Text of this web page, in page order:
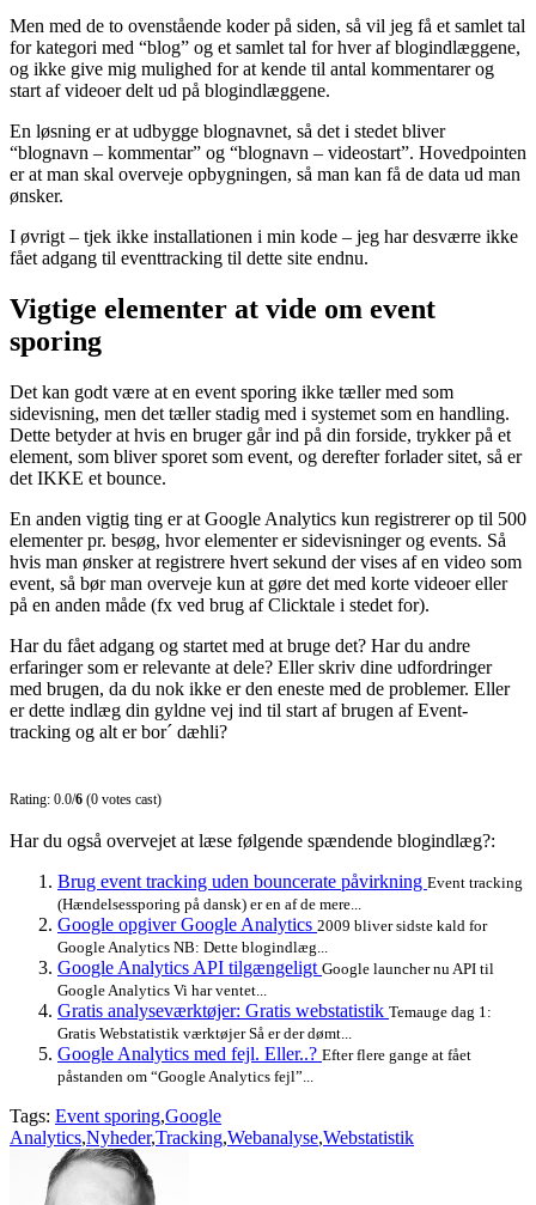
Men med de to ovenstående koder på siden, så vil jeg få et samlet tal
for kategori med “blog” og et samlet tal for hver af blogindlæggene,
og ikke give mig mulighed for at kende til antal kommentarer og
start af videoer delt ud på blogindlæggene.
En løsning er at udbygge blognavnet, så det i stedet bliver
“blognavn – kommentar” og “blognavn – videostart”. Hovedpointen
er at man skal overveje opbygningen, så man kan få de data ud man
ønsker.
I øvrigt – tjek ikke installationen i min kode – jeg har desværre ikke
fået adgang til eventtracking til dette site endnu.
Vigtige elementer at vide om event
sporing
Det kan godt være at en event sporing ikke tæller med som
sidevisning, men det tæller stadig med i systemet som en handling.
Dette betyder at hvis en bruger går ind på din forside, trykker på et
element, som bliver sporet som event, og derefter forlader sitet, så er
det IKKE et bounce.
En anden vigtig ting er at Google Analytics kun registrerer op til 500
elementer pr. besøg, hvor elementer er sidevisninger og events. Så
hvis man ønsker at registrere hvert sekund der vises af en video som
event, så bør man overveje kun at gøre det med korte videoer eller
på en anden måde (fx ved brug af Clicktale i stedet for).
Har du fået adgang og startet med at bruge det? Har du andre
erfaringer som er relevante at dele? Eller skriv dine udfordringer
med brugen, da du nok ikke er den eneste med de problemer. Eller
er dette indlæg din gyldne vej ind til start af brugen af Event-
tracking og alt er bor´ dæhli?
Rating: 0.0/6 (0 votes cast)
Har du også overvejet at læse følgende spændende blogindlæg?:
Brug event tracking uden bouncerate påvirkning Event tracking
(Hændelsessporing på dansk) er en af de mere...
Google opgiver Google Analytics 2009 bliver sidste kald for
Google Analytics NB: Dette blogindlæg...
Google Analytics API tilgængeligt Google launcher nu API til
Google Analytics Vi har ventet...
Gratis analyseværktøjer: Gratis webstatistik Temauge dag 1:
Gratis Webstatistik værktøjer Så er der dømt...
Google Analytics med fejl. Eller..? Efter flere gange at fået
påstanden om “Google Analytics fejl”...
Tags: Event sporing,Google
Analytics,Nyheder,Tracking,Webanalyse,Webstatistik